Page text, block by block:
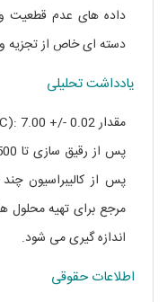
داده های عدم قطعیت
دسته ای خاص از
یادداشت تحلیلی
مقدار pH (20 °C): 7.00 +/- 0.02
اندازه گیری می شود.
اطلاعات حقوقی